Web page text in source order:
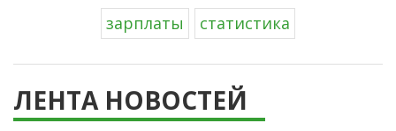
зарплаты
статистика
ЛЕНТА НОВОСТЕЙ